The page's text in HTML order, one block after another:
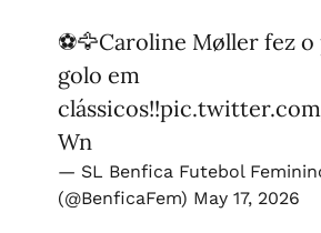
⚽️🦅Caroline Møller fez
golo em
clássicos!!
Wn
— SL Benfica Futebol
(@BenficaFem) May 17, 2026